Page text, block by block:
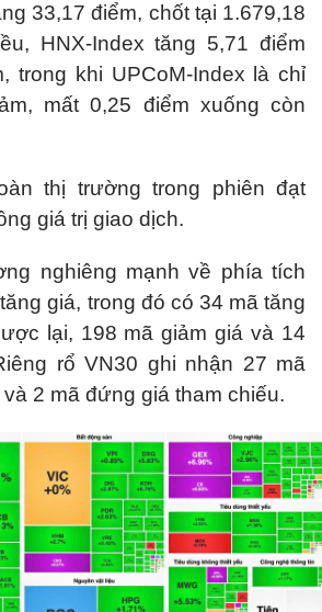
33,17 điểm, chốt tại 1.679,18
HNX-Index tăng 5,71 điểm
trong khi UPCoM-Index là chỉ
mất 0,25 điểm xuống còn
thị trường trong phiên đạt
giá trị giao dịch.
nghiêng mạnh về phía tích
giá, trong đó có 34 mã tăng
lại, 198 mã giảm giá và 14
rổ VN30 ghi nhận 27 mã
2 mã đứng giá tham chiếu.